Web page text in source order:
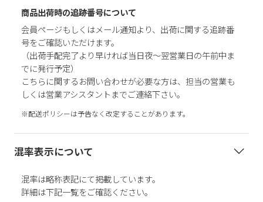
商品出荷時の追跡番号について
会員ページもしくはメール通知より、出荷に関する追跡番
号をご確認いただけます。
（出荷手配完了より早ければ当日夜～翌営業日の午前中ま
でに発行予定）
こちらに関するお問い合わせが必要な方は、担当の営業も
しくは営業アシスタントまでご連絡下さい。
※配送ポリシーは予告なく改定することがあります。
混率表示について
混率は略称表記にて掲載しています。
詳細は下記一覧をご確認ください。